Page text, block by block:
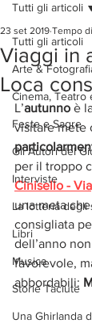
Tutti gli articoli
Arte &
Cinema, Teatro
Feste e Sagre
Gli Autori del
Interviste
La lotteria degli
Libri
Musica
Storie Taciute
Una Ghirlanda
Tutti gli articoli
Viaggi in
Loca
23 set 2019 Tempo
L’autunno è
visitare mete
per il troppo
Cinisello -
una meta
consigliata
dell’anno
favorevole,
abbordabili: